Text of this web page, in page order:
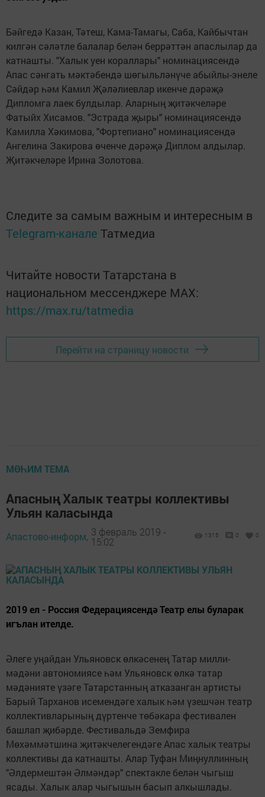
Бәйгедә Казан, Тәтеш, Кама-Тамагы, Саба, Кайбычтан
килгән сәләтле балалар белән беррәттән апаслылар да
катнашты. "Халык уен кораллары" номинациясендә
Апас сәнгать мәктәбендә шөгыльләнүче абыйлы-энеле
Сәйдәр һәм Камил Җәләлиевлар икенче дәрәҗә
Дипломга лаек булдылар. Аларның җитәкчеләре
Фатыйх Хисамов. "Эстрада җыры" номинациясендә
Камилла Хәкимова, "Фортепиано" номинациясендә
Ангелина Закирова өченче дәрәҗә Диплом алдылар.
Җитәкчеләре Ирина Золотова.
Следите за самым важным и интересным в
Telegram-канале Татмедиа
Читайте новости Татарстана в
национальном мессенджере MАХ:
https://max.ru/tatmedia
Перейти на страницу новости
МӨҺИМ ТЕМА
Апасның Халык театры коллективы
Ульян каласында
Апастово-информ, 3 февраль 2019 -
15:02
1315 0 0
2019 ел - Россия Федерациясендә Театр елы буларак
игълан ителде.
Әлеге уңайдан Ульяновск өлкәсенең Татар милли-
мәдәни автономиясе һәм Ульяновск өлкә татар
мәдәнияте үзәге Татарстанның атказанган артисты
Барый Тарханов исемендәге халык һәм үзешчән театр
коллективларының дүртенче төбәкара фестивален
башлап җибәрде. Фестивальдә Земфира
Мөхәммәтшина җитәкчелегендәге Апас халык театры
коллективы да катнашты. Алар Туфан Миңнуллинның
"Әлдермештән Әлмәндәр" спектакле белән чыгыш
ясады. Халык алар чыгышын басып алкышлады.